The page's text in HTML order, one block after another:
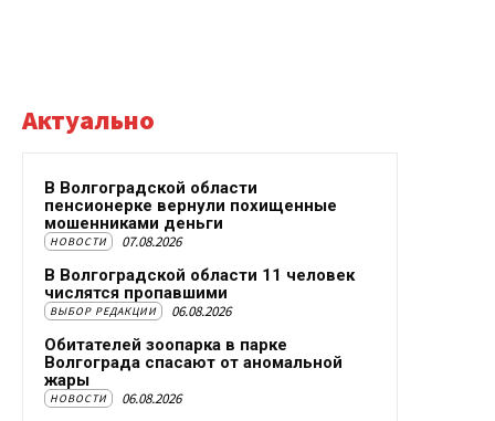
Актуально
В Волгоградской области
пенсионерке вернули похищенные
мошенниками деньги
НОВОСТИ 07.08.2026
В Волгоградской области 11 человек
числятся пропавшими
ВЫБОР РЕДАКЦИИ 06.08.2026
Обитателей зоопарка в парке
Волгограда спасают от аномальной
жары
НОВОСТИ 06.08.2026